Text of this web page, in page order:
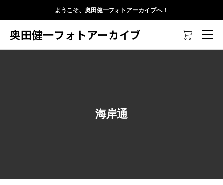
ようこそ、奥田健一フォトアーカイブへ！
奥田健一フォトアーカイブ 
海岸通